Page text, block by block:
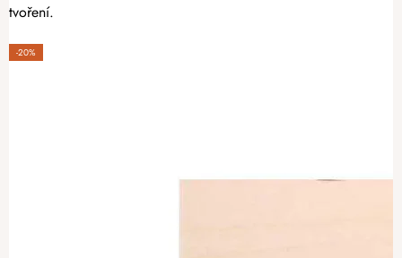
tvoření.
-20%